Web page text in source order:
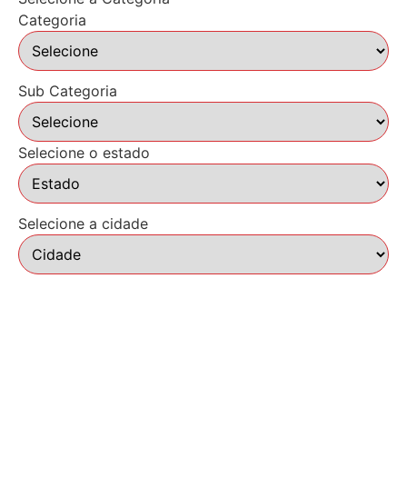
Categoria
Sub Categoria
Selecione o estado
Selecione a cidade